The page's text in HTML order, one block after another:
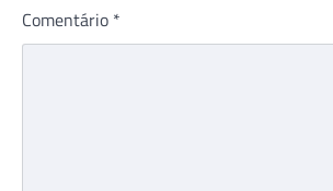
Comentário *